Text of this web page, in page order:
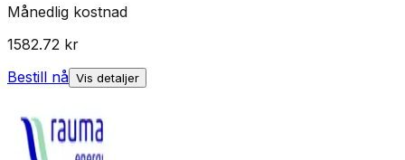
Månedlig kostnad
1582.72 kr
Bestill nå Vis detaljer